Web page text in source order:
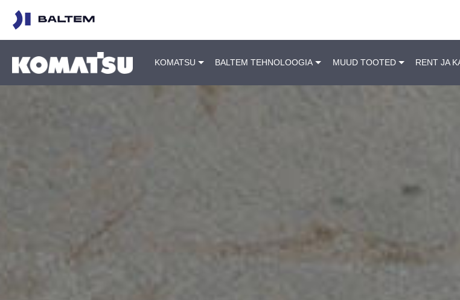
KOMATSU BALTEM TEHNOLOOGIA MUUD TOOTED RENT JA